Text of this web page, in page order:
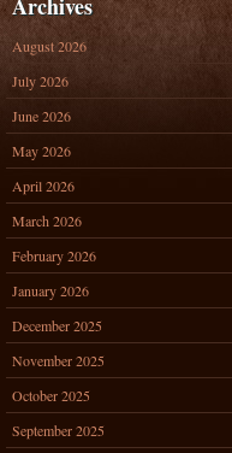
August 2026
July 2026
June 2026
May 2026
April 2026
March 2026
February 2026
January 2026
December 2025
November 2025
October 2025
September 2025